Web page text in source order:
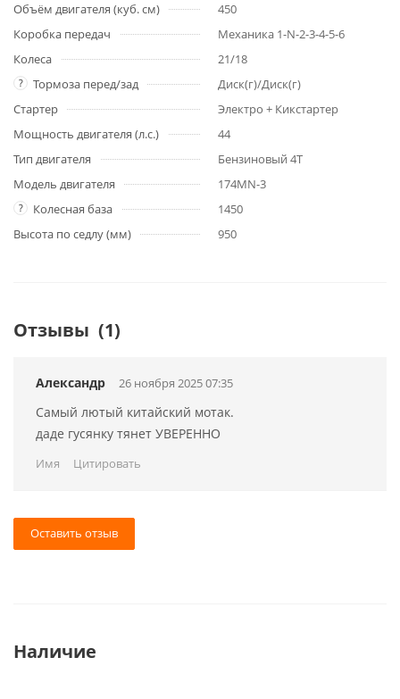
Объём двигателя (куб. см)
450
Коробка передач
Механика 1-N-2-3-4-5-6
Колеса
21/18
? Тормоза перед/зад
Диск(г)/Диск(г)
Стартер
Электро + Кикстартер
Мощность двигателя (л.с.)
44
Тип двигателя
Бензиновый 4Т
Модель двигателя
174MN-3
? Колесная база
1450
Высота по седлу (мм)
950
Отзывы (1)
Александр 26 ноября 2025 07:35
Самый лютый китайский мотак.
даде гусянку тянет УВЕРЕННО
Имя Цитировать
Оставить отзыв
Наличие